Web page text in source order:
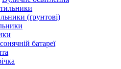
(ґрунтові)
батареї